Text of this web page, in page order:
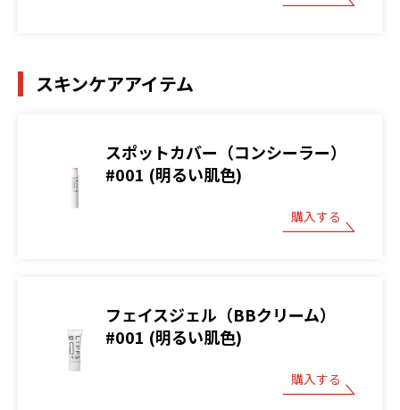
スキンケアアイテム
スポットカバー（コンシーラー）
#001 (明るい肌色)
購入する
フェイスジェル（BBクリーム）
#001 (明るい肌色)
購入する